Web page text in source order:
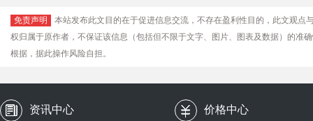
免责声明
本站发布此文目的在于促进信息交流，不存在盈利性目的，此文观
权归属于原作者，不保证该信息（包括但不限于文字、图片、图表及数据）的准
根据，据此操作风险自担。
资讯中心 价格中心